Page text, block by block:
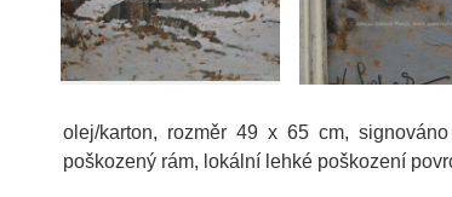
olej/karton, rozměr 49 x 65 cm,
poškozený rám, lokální lehké poškození